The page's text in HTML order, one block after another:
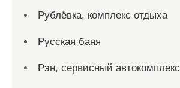
Рублёвка, комплекс отдыха
Русская баня
Рэн, сервисный автокомплекс